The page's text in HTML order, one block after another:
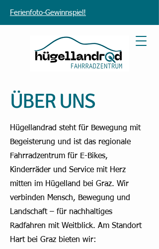
Ferienfoto-Gewinnspiel!
ÜBER UNS
Hügellandrad steht für Bewegung mit
Begeisterung und ist das regionale
Fahrradzentrum für E-Bikes,
Kinderräder und Service mit Herz
mitten im Hügelland bei Graz. Wir
verbinden Mensch, Bewegung und
Landschaft – für nachhaltiges
Radfahren mit Weitblick. Am Standort
Hart bei Graz bieten wir: